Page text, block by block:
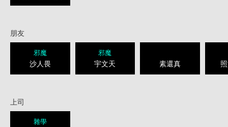
朋友
邪魔
沙人畏
邪魔
宇文天 素還真
上司
雜學